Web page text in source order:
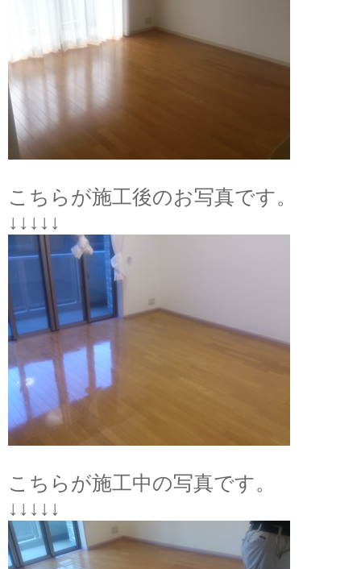
こちらが施工後のお写真です。
↓↓↓↓↓
こちらが施工中の写真です。
↓↓↓↓↓